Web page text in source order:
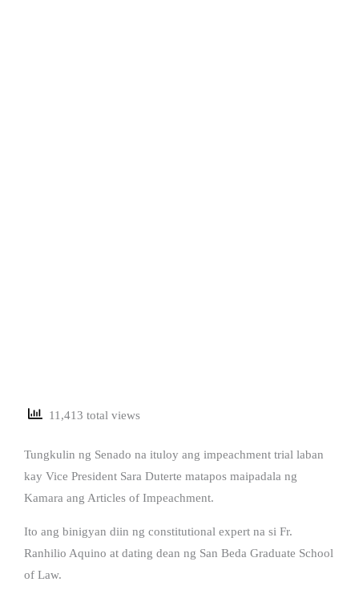
11,413 total views
Tungkulin ng Senado na ituloy ang impeachment trial laban
kay Vice President Sara Duterte matapos maipadala ng
Kamara ang Articles of Impeachment.
Ito ang binigyan diin ng constitutional expert na si Fr.
Ranhilio Aquino at dating dean ng San Beda Graduate School
of Law.